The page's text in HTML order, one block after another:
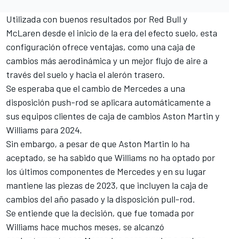
Utilizada con buenos resultados por Red Bull y
McLaren desde el inicio de la era del efecto suelo, esta
configuración ofrece ventajas, como una caja de
cambios más aerodinámica y un mejor flujo de aire a
través del suelo y hacia el alerón trasero.
Se esperaba que el cambio de Mercedes a una
disposición push-rod se aplicara automáticamente a
sus equipos clientes de caja de cambios Aston Martin y
Williams para 2024.
Sin embargo, a pesar de que Aston Martin lo ha
aceptado, se ha sabido que Williams no ha optado por
los últimos componentes de Mercedes y en su lugar
mantiene las piezas de 2023, que incluyen la caja de
cambios del año pasado y la disposición pull-rod.
Se entiende que la decisión, que fue tomada por
Williams hace muchos meses, se alcanzó